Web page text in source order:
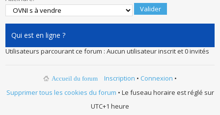
Qui est en ligne ?
Utilisateurs parcourant ce forum : Aucun utilisateur inscrit et 0 invités
Accueil du forum Inscription • Connexion •
Supprimer tous les cookies du forum • Le fuseau horaire est réglé sur
UTC+1 heure